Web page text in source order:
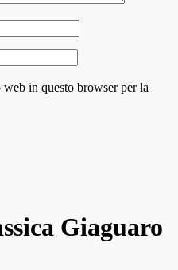
in questo browser per la
Giaguaro